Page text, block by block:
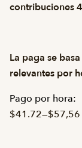
contribuciones
La paga se
relevantes por
Pago por hora:
$41.72—$57,56